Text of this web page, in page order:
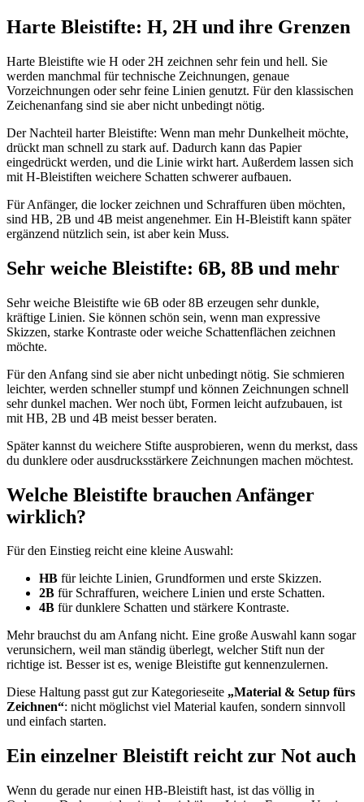
Harte Bleistifte: H, 2H und ihre Grenzen
Harte Bleistifte wie H oder 2H zeichnen sehr fein und hell. Sie
werden manchmal für technische Zeichnungen, genaue
Vorzeichnungen oder sehr feine Linien genutzt. Für den klassischen
Zeichenanfang sind sie aber nicht unbedingt nötig.
Der Nachteil harter Bleistifte: Wenn man mehr Dunkelheit möchte,
drückt man schnell zu stark auf. Dadurch kann das Papier
eingedrückt werden, und die Linie wirkt hart. Außerdem lassen sich
mit H-Bleistiften weichere Schatten schwerer aufbauen.
Für Anfänger, die locker zeichnen und Schraffuren üben möchten,
sind HB, 2B und 4B meist angenehmer. Ein H-Bleistift kann später
ergänzend nützlich sein, ist aber kein Muss.
Sehr weiche Bleistifte: 6B, 8B und mehr
Sehr weiche Bleistifte wie 6B oder 8B erzeugen sehr dunkle,
kräftige Linien. Sie können schön sein, wenn man expressive
Skizzen, starke Kontraste oder weiche Schattenflächen zeichnen
möchte.
Für den Anfang sind sie aber nicht unbedingt nötig. Sie schmieren
leichter, werden schneller stumpf und können Zeichnungen schnell
sehr dunkel machen. Wer noch übt, Formen leicht aufzubauen, ist
mit HB, 2B und 4B meist besser beraten.
Später kannst du weichere Stifte ausprobieren, wenn du merkst, dass
du dunklere oder ausdrucksstärkere Zeichnungen machen möchtest.
Welche Bleistifte brauchen Anfänger
wirklich?
Für den Einstieg reicht eine kleine Auswahl:
HB für leichte Linien, Grundformen und erste Skizzen.
2B für Schraffuren, weichere Linien und erste Schatten.
4B für dunklere Schatten und stärkere Kontraste.
Mehr brauchst du am Anfang nicht. Eine große Auswahl kann sogar
verunsichern, weil man ständig überlegt, welcher Stift nun der
richtige ist. Besser ist es, wenige Bleistifte gut kennenzulernen.
Diese Haltung passt gut zur Kategorieseite „Material & Setup fürs
Zeichnen“: nicht möglichst viel Material kaufen, sondern sinnvoll
und einfach starten.
Ein einzelner Bleistift reicht zur Not auch
Wenn du gerade nur einen HB-Bleistift hast, ist das völlig in